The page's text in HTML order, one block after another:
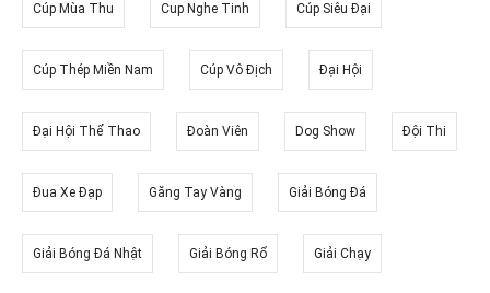
Cúp Mùa Thu Cup Nghe Tinh Cúp Siêu Đại
Cúp Thép Miền Nam Cúp Vô Địch Đại Hội
Đại Hội Thể Thao Đoàn Viên Dog Show Đội Thi
Đua Xe Đạp Găng Tay Vàng Giải Bóng Đá
Giải Bóng Đá Nhật Giải Bóng Rổ Giải Chạy